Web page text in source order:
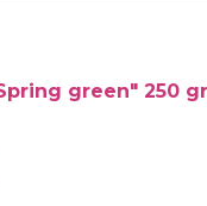
green" 250 gr